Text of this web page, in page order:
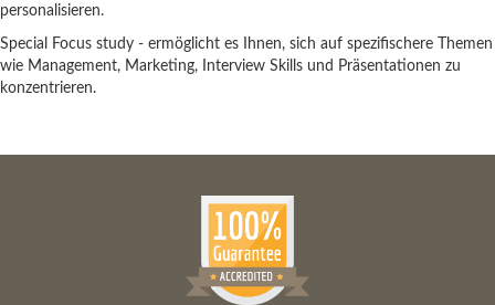
personalisieren.
Special Focus study - ermöglicht es Ihnen, sich auf spezifischere Themen
wie Management, Marketing, Interview Skills und Präsentationen zu
konzentrieren.